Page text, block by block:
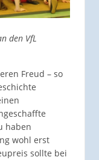
den VfL
Freud – so
haben
wohl erst
sollte bei